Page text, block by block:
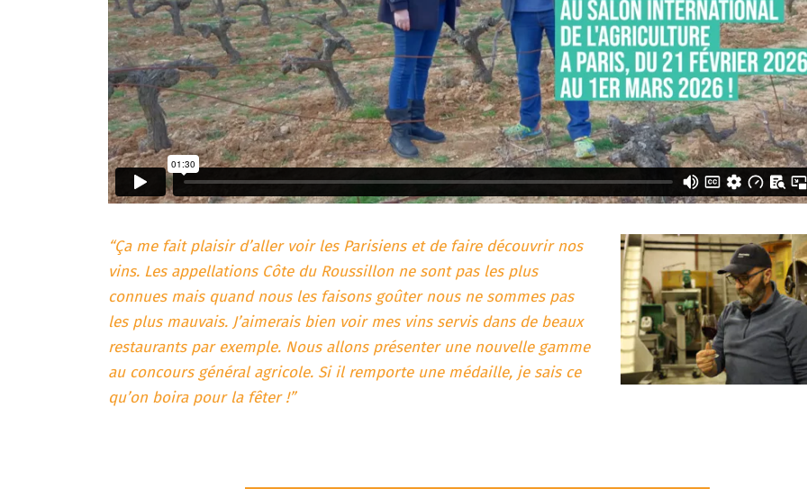
“Ça me fait plaisir d’aller voir les Parisiens et de faire découvrir nos
vins. Les appellations Côte du Roussillon ne sont pas les plus
connues mais quand nous les faisons goûter nous ne sommes pas
les plus mauvais. J’aimerais bien voir mes vins servis dans de beaux
restaurants par exemple. Nous allons présenter une nouvelle gamme
au concours général agricole. Si il remporte une médaille, je sais ce
qu’on boira pour la fêter !”